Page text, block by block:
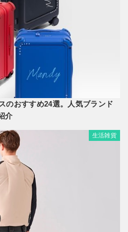
のおすすめ24選。人気ブランド
介
生活雑貨